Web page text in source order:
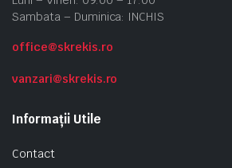
Sambata – Duminica: INCHIS
office@skrekis.ro
vanzari@skrekis.ro
Informații Utile
Contact